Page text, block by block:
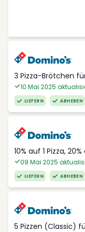
3 Pizza-Brötchen
10 Mai 2025
LIEFERN ABHEBEN
10% auf 1 Pizza,
09 Mai 2025
LIEFERN ABHEBEN
5 Pizzen (Classic)